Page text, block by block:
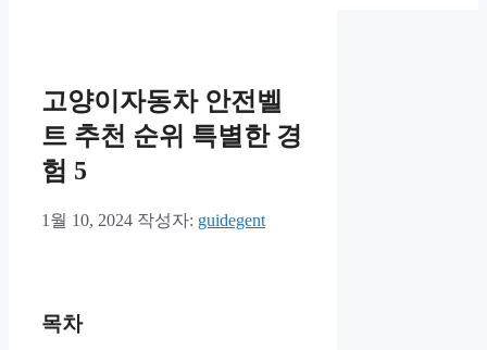
고양이자동차 안전벨
트 추천 순위 특별한 경
험 5
1월 10, 2024 작성자: guidegent
목차